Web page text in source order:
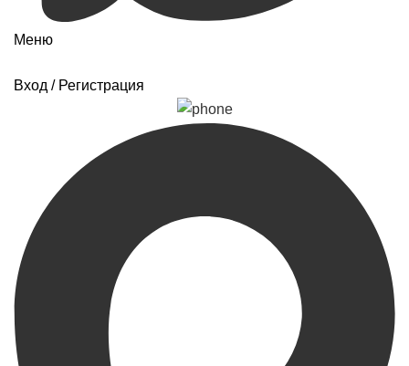
Меню
Вход / Регистрация